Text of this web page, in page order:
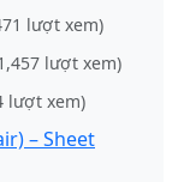
lượt xem)
lượt xem)
lượt xem)
– Sheet